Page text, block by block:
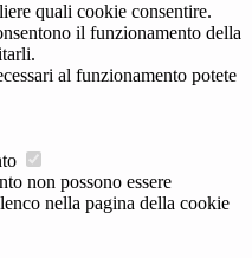
quali cookie consentire.
il funzionamento della
al funzionamento potete
non possono essere
nella pagina della cookie